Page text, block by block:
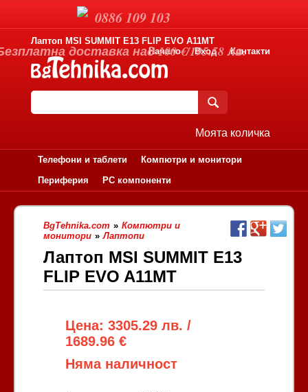
Лаптоп MSI SUMMIT E13 FLIP EVO A11MT
Начало
Вход Контакти
Моята количка
Телефони и таблети
Компютри и монитори
Периферия
PC компоненти
BgTehnika.com » Компютри и
монитори » Лаптопи
Лаптоп MSI SUMMIT E13
FLIP EVO A11MT
Цена: 3305.29 лв. /
1689.96 €
Няма наличност
0886 109 103
доставка над 100 €/195.58 лв.